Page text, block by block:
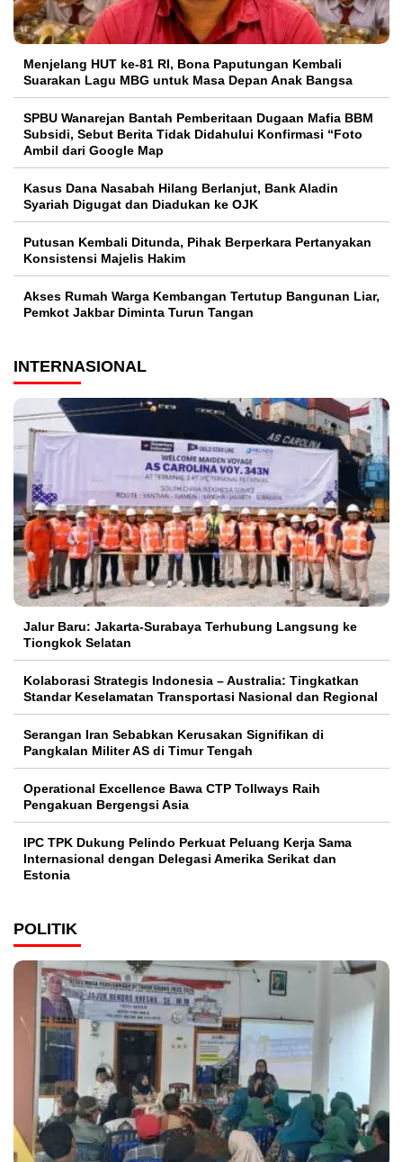
Menjelang HUT ke-81 RI, Bona Paputungan Kembali
Suarakan Lagu MBG untuk Masa Depan Anak Bangsa
SPBU Wanarejan Bantah Pemberitaan Dugaan Mafia BBM
Subsidi, Sebut Berita Tidak Didahului Konfirmasi “Foto
Ambil dari Google Map
Kasus Dana Nasabah Hilang Berlanjut, Bank Aladin
Syariah Digugat dan Diadukan ke OJK
Putusan Kembali Ditunda, Pihak Berperkara Pertanyakan
Konsistensi Majelis Hakim
Akses Rumah Warga Kembangan Tertutup Bangunan Liar,
Pemkot Jakbar Diminta Turun Tangan
INTERNASIONAL
Jalur Baru: Jakarta-Surabaya Terhubung Langsung ke
Tiongkok Selatan
Kolaborasi Strategis Indonesia – Australia: Tingkatkan
Standar Keselamatan Transportasi Nasional dan Regional
Serangan Iran Sebabkan Kerusakan Signifikan di
Pangkalan Militer AS di Timur Tengah
Operational Excellence Bawa CTP Tollways Raih
Pengakuan Bergengsi Asia
IPC TPK Dukung Pelindo Perkuat Peluang Kerja Sama
Internasional dengan Delegasi Amerika Serikat dan
Estonia
POLITIK